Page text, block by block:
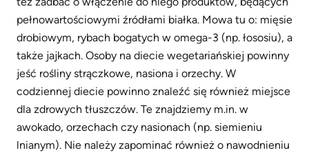
pełnowartościowymi źródłami białka. Mowa tu o: mięsie
drobiowym, rybach bogatych w omega-3 (np. łososiu), a
także jajkach. Osoby na diecie wegetariańskiej powinny
jeść rośliny strączkowe, nasiona i orzechy. W
codziennej diecie powinno znaleźć się również miejsce
dla zdrowych tłuszczów. Te znajdziemy m.in. w
awokado, orzechach czy nasionach (np. siemieniu
lnianym). Nie należy zapominać również o nawodnieniu